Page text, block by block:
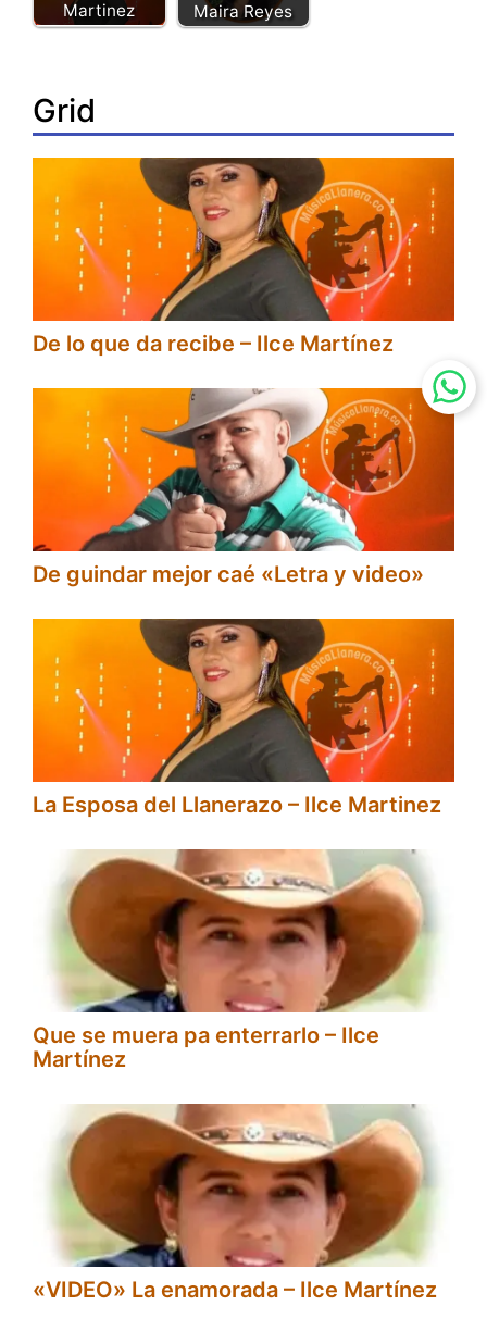
Martinez Maira Reyes
Grid
De lo que da recibe – Ilce Martínez
De guindar mejor caé «Letra y video»
La Esposa del Llanerazo – Ilce Martinez
Que se muera pa enterrarlo – Ilce
Martínez
«VIDEO» La enamorada – Ilce Martínez